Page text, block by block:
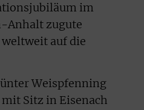
im
Anhalt zugute
auf die
Weispfenning
Sitz in Eisenach